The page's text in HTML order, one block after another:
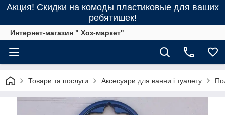
Акция! Скидки на комоды пластиковые для ваших
ребятишек!
Интернет-магазин " Хоз-маркет"
Товари та послуги Аксесуари для ванни і туалету